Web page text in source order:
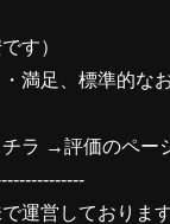
す）
満足、標準的なお
チラ →評価のペー
運営しておりま